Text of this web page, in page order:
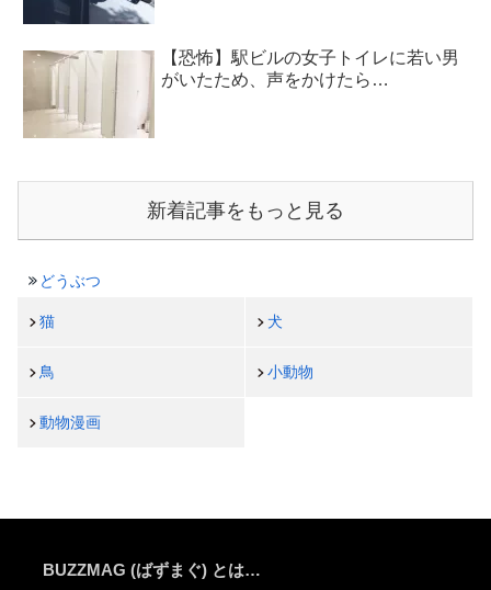
【恐怖】駅ビルの女子トイレに若い男
がいたため、声をかけたら…
新着記事をもっと見る
どうぶつ
猫 犬
鳥 小動物
動物漫画
BUZZMAG (ばずまぐ) とは…